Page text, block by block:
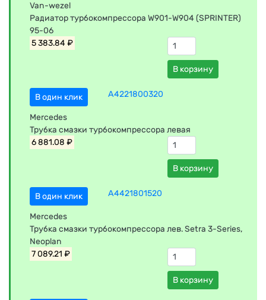
Van-wezel
Радиатор турбокомпрессора W901-W904 (SPRINTER)
95-06
5 383.84 ₽
В корзину
В один клик A4221800320
Mercedes
Трубка смазки турбокомпрессора левая
6 881.08 ₽
В корзину
В один клик A4421801520
Mercedes
Трубка смазки турбокомпрессора лев. Setra 3-Series,
Neoplan
7 089.21 ₽
В корзину